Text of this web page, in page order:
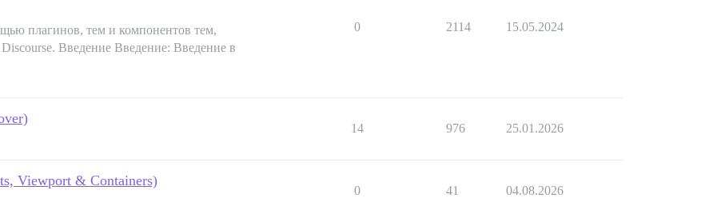
плагинов, тем и компонентов тем,
Введение Введение: Введение в
0 2114 15.05.2024
14 976 25.01.2026
Viewport & Containers)
0 41 04.08.2026